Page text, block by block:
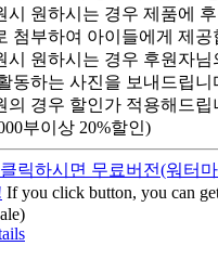
시 원하시는 경우 제품에
첨부하여 아이들에게 제공
시 원하시는 경우 후원자
동하는 사진을 보내드립니
의 경우 할인가 적용해드립
부이상 20%할인)
릭하시면 무료버전(워터
If you click button, you can